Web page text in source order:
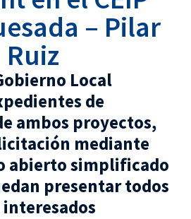
– Pilar
Ruiz
Local
de
ambos proyectos,
mediante
abierto simplificado
presentar todos